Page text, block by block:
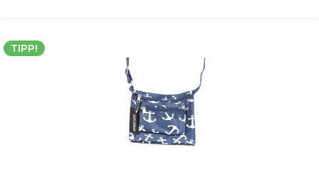
TIPP!